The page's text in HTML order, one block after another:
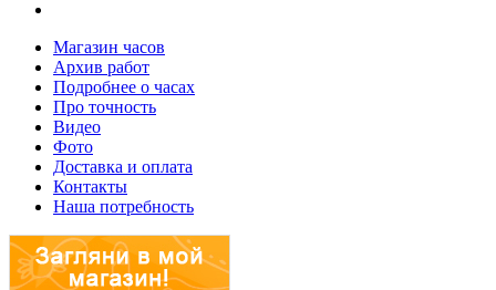
Магазин часов
Архив работ
Подробнее о часах
Про точность
Видео
Фото
Доставка и оплата
Контакты
Наша потребность